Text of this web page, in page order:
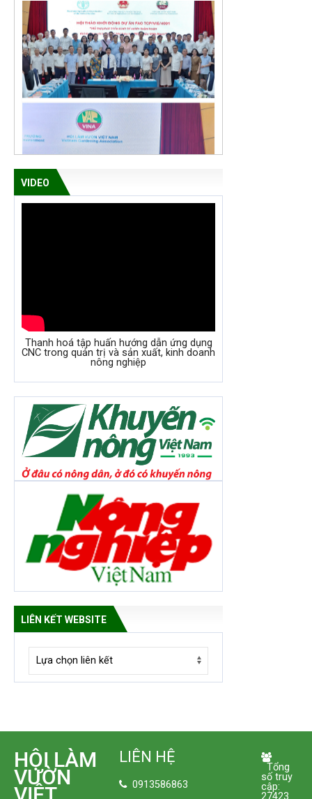
VIDEO
Thanh hoá tập huấn hướng dẫn ứng dụng
CNC trong quản trị và sản xuất, kinh doanh
nông nghiệp
LIÊN KẾT WEBSITE
HỘI LÀM
VƯỜN
LIÊN HỆ
0913586863
Tổng
số truy
cập: